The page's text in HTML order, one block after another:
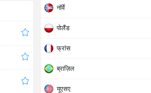
नॉर्वे
पोलैंड
फ्रांस
ब्राज़िल
यूएसए